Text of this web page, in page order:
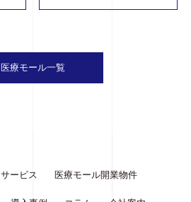
医療モール一覧
サービス 医療モール開業物件